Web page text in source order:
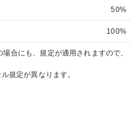
50%
100%
合にも、規定が適用されますので、
規定が異なります。